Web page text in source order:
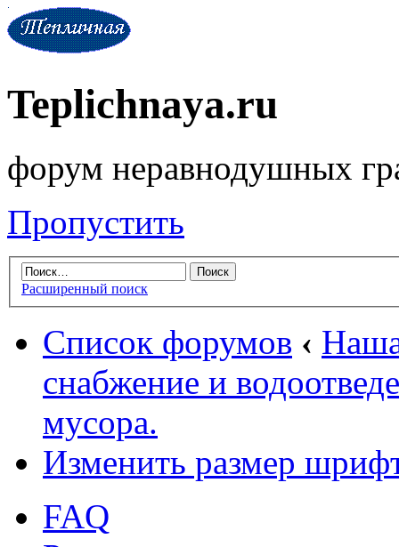
Teplichnaya.ru
форум неравнодушных
Пропустить
Расширенный поиск
Список форумов ‹
снабжение и
мусора.
Изменить размер
FAQ